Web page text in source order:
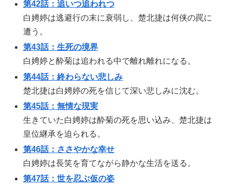
第42話：追いつ追われつ
白娉婷は逃避行の末に衰弱し、楚北捷は何侠の罠に
遭う。
第43話：生死の境界
白娉婷と酔菊は追われる中で離れ離れになる。
第44話：終わらない悲しみ
楚北捷は白娉婷の死を信じて深い悲しみに沈む。
第45話：無情な現実
生きていた白娉婷は酔菊の死を思い込み、楚北捷は
皇位継承を迫られる。
第46話：ささやかな幸せ
白娉婷は長笑を育てながら静かな生活を送る。
第47話：世を忍ぶ仮の姿